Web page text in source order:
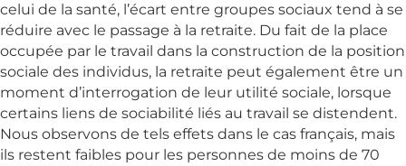
celui de la santé, l’écart entre groupes sociaux tend à se
réduire avec le passage à la retraite. Du fait de la place
occupée par le travail dans la construction de la position
sociale des individus, la retraite peut également être un
moment d’interrogation de leur utilité sociale, lorsque
certains liens de sociabilité liés au travail se distendent.
Nous observons de tels effets dans le cas français, mais
ils restent faibles pour les personnes de moins de 70